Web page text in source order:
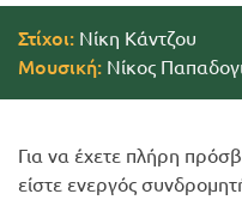
Στίχοι: Νίκη Κάντζου
Μουσική: Νίκος
Για να έχετε πλήρη
είστε ενεργός